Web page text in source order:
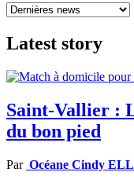
Latest story
Saint-Vallier :
du bon pied
Par Océane Cindy